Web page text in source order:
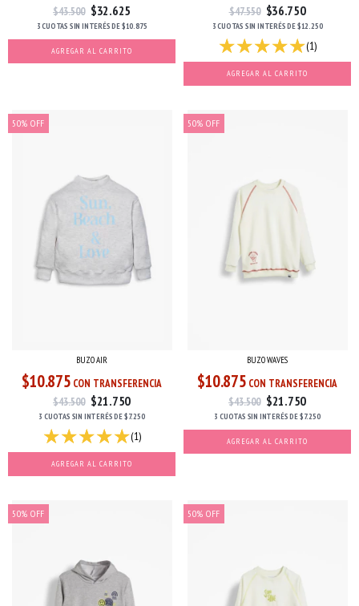
$43.500 $32.625
3 CUOTAS SIN INTERÉSDE$10.875
AGREGAR AL CARRITO
$47.550 $36.750
3 CUOTAS SIN INTERÉSDE$12.250
(1)
AGREGAR AL CARRITO
50% OFF
BUZO AIR
$10.875 CON TRANSFERENCIA
$43.500 $21.750
3 CUOTAS SIN INTERÉSDE$7.250
(1)
AGREGAR AL CARRITO
50% OFF
BUZO WAVES
$10.875 CON TRANSFERENCIA
$43.500 $21.750
3 CUOTAS SIN INTERÉSDE$7.250
AGREGAR AL CARRITO
50% OFF 50% OFF